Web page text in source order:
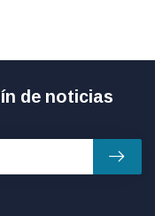
de noticias